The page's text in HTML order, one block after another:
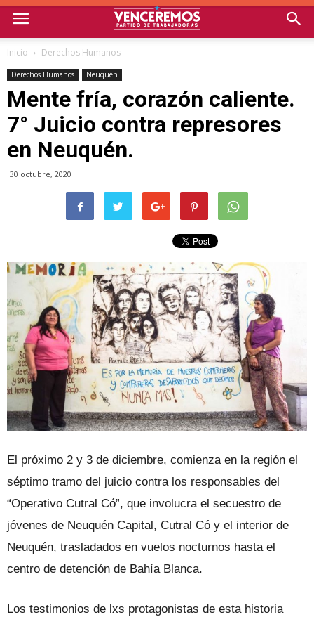
Inicio Derechos Humanos
Derechos Humanos Neuquén
Mente fría, corazón caliente.
7° Juicio contra represores
en Neuquén.
30 octubre, 2020
El próximo 2 y 3 de diciembre, comienza en la región el
séptimo tramo del juicio contra los responsables del
“Operativo Cutral Có”, que involucra el secuestro de
jóvenes de Neuquén Capital, Cutral Có y el interior de
Neuquén, trasladados en vuelos nocturnos hasta el
centro de detención de Bahía Blanca.
Los testimonios de lxs protagonistas de esta historia